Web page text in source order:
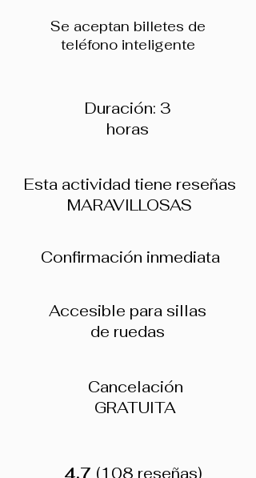
Se aceptan billetes de
teléfono inteligente
Duración: 3
horas
Esta actividad tiene reseñas
MARAVILLOSAS
Confirmación inmediata
Accesible para sillas
de ruedas
Cancelación
GRATUITA
4.7 (108 reseñas)